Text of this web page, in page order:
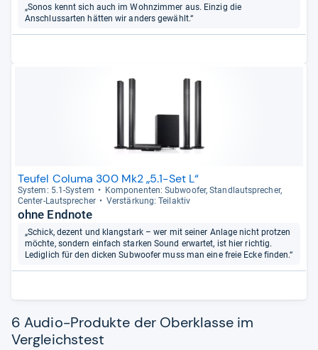
„Sonos kennt sich auch im Wohnzimmer aus. Einzig die
Anschlussarten hätten wir anders gewählt.“
Teufel Columa 300 Mk2 „5.1-Set L“
Sys­tem: 5.1-​Sys­tem
Kom­po­nen­ten: Sub­woofer, Stand­laut­spre­cher,
Cen­ter-​Laut­spre­cher
Ver­stär­kung: Teilak­tiv
ohne Endnote
„Schick, dezent und klangstark – wer mit seiner Anlage nicht protzen
möchte, sondern einfach starken Sound erwartet, ist hier richtig.
Lediglich für den dicken Subwoofer muss man eine freie Ecke finden.“
6 Audio-Produkte der Oberklasse im
Vergleichstest